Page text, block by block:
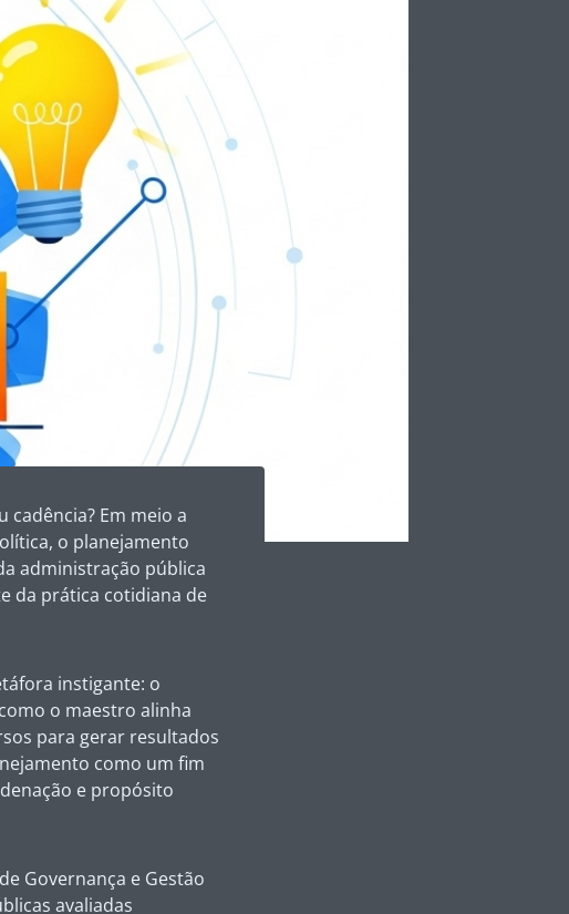
Em meio a
o planejamento
administração pública
da prática cotidiana de
instigante: o
o maestro alinha
para gerar resultados
como um fim
e propósito
Governança e Gestão
avaliadas